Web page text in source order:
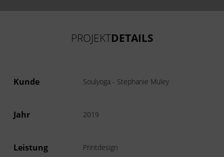
PROJEKTDETAILS
Kunde Soulyoga - Stephanie Muley
Jahr 2019
Leistung Printdesign